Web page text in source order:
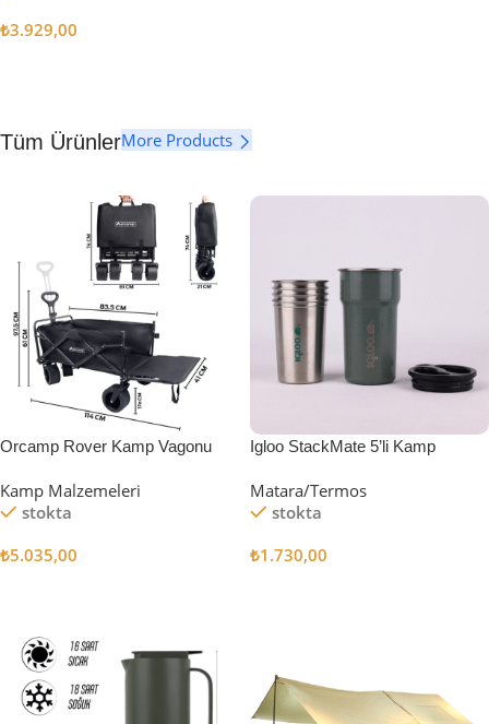
₺3.929,00
Tüm ÜrünlerMore Products
Orcamp Rover Kamp Vagonu
Kamp Malzemeleri
stokta
₺5.035,00
Igloo StackMate 5’li Kamp
Matara/Termos
stokta
₺1.730,00